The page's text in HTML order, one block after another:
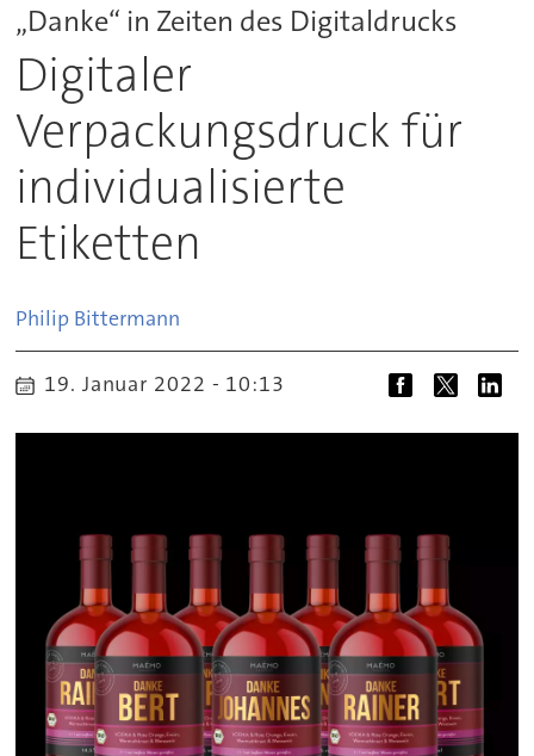
„Danke“ in Zeiten des Digitaldrucks
Digitaler
Verpackungsdruck für
individualisierte
Etiketten
Philip Bittermann
19. Januar 2022 - 10:13